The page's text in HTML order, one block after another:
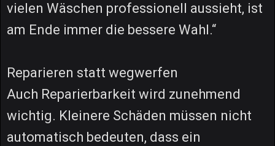
vielen Wäschen professionell aussieht, ist
am Ende immer die bessere Wahl.“
Reparieren statt wegwerfen
Auch Reparierbarkeit wird zunehmend
wichtig. Kleinere Schäden müssen nicht
automatisch bedeuten, dass ein